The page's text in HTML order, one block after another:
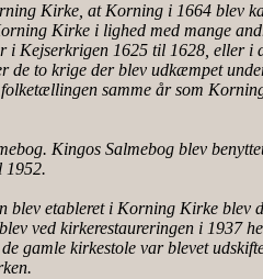
Kirke, at Korning i 1664 blev
Kirke i lighed med mange
i Kejserkrigen 1625 til 1628, eller i
de to krige der blev udkæmpet
samme år som
Kingos Salmebog blev
1952.
blev etableret i Korning Kirke blev
ved kirkerestaureringen i 1937
gamle kirkestole var blevet